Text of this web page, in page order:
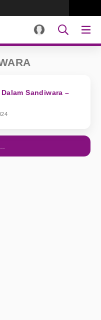
Sandiwara –